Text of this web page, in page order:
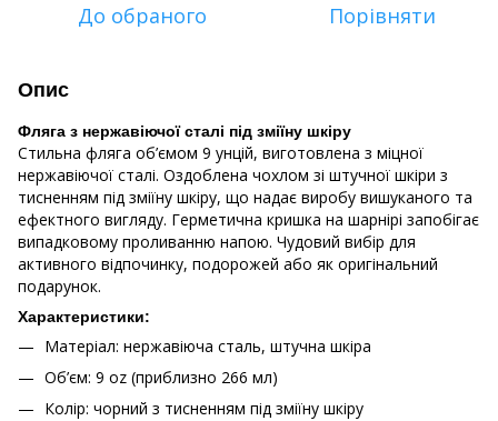
До обраного Порівняти
Опис
Фляга з нержавіючої сталі під зміїну шкіру
Стильна фляга об’ємом 9 унцій, виготовлена з міцної
нержавіючої сталі. Оздоблена чохлом зі штучної шкіри з
тисненням під зміїну шкіру, що надає виробу вишуканого та
ефектного вигляду. Герметична кришка на шарнірі запобігає
випадковому проливанню напою. Чудовий вибір для
активного відпочинку, подорожей або як оригінальний
подарунок.
Характеристики:
Матеріал: нержавіюча сталь, штучна шкіра
Об’єм: 9 oz (приблизно 266 мл)
Колір: чорний з тисненням під зміїну шкіру